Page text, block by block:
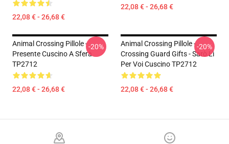
22,08 € - 26,68 €
22,08 € - 26,68 €
Animal Crossing Pillole -
Presente Cuscino A Sfera
TP2712
22,08 € - 26,68 €
-20%
Animal Crossing Pillole -
Crossing Guard Gifts - Sarò Lì
Per Voi Cuscino TP2712
22,08 € - 26,68 €
-20%